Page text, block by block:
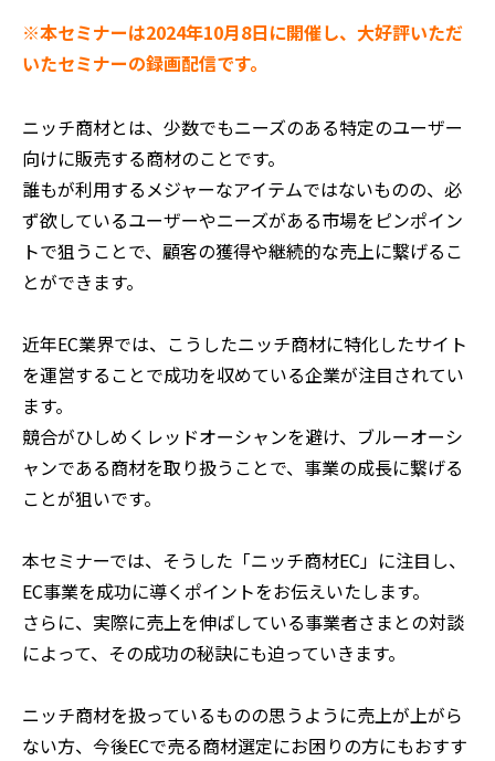
※本セミナーは2024年10月8日に開催し、大好評いただ
いたセミナーの録画配信です。
ニッチ商材とは、少数でもニーズのある特定のユーザー
向けに販売する商材のことです。
誰もが利用するメジャーなアイテムではないものの、必
ず欲しているユーザーやニーズがある市場をピンポイン
トで狙うことで、顧客の獲得や継続的な売上に繋げるこ
とができます。
近年EC業界では、こうしたニッチ商材に特化したサイト
を運営することで成功を収めている企業が注目されてい
ます。
競合がひしめくレッドオーシャンを避け、ブルーオーシ
ャンである商材を取り扱うことで、事業の成長に繋げる
ことが狙いです。
本セミナーでは、そうした「ニッチ商材EC」に注目し、
EC事業を成功に導くポイントをお伝えいたします。
さらに、実際に売上を伸ばしている事業者さまとの対談
によって、その成功の秘訣にも迫っていきます。
ニッチ商材を扱っているものの思うように売上が上がら
ない方、今後ECで売る商材選定にお困りの方にもおすす